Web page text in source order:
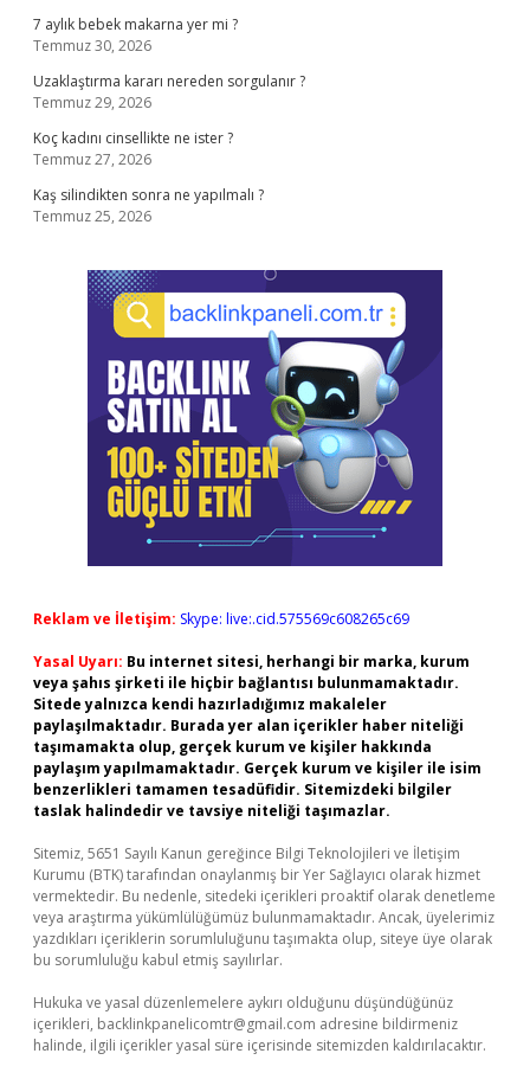
7 aylık bebek makarna yer mi ?
Temmuz 30, 2026
Uzaklaştırma kararı nereden sorgulanır ?
Temmuz 29, 2026
Koç kadını cinsellikte ne ister ?
Temmuz 27, 2026
Kaş silindikten sonra ne yapılmalı ?
Temmuz 25, 2026
Reklam ve İletişim: Skype: live:.cid.575569c608265c69
Yasal Uyarı: Bu internet sitesi, herhangi bir marka, kurum
veya şahıs şirketi ile hiçbir bağlantısı bulunmamaktadır.
Sitede yalnızca kendi hazırladığımız makaleler
paylaşılmaktadır. Burada yer alan içerikler haber niteliği
taşımamakta olup, gerçek kurum ve kişiler hakkında
paylaşım yapılmamaktadır. Gerçek kurum ve kişiler ile isim
benzerlikleri tamamen tesadüfidir. Sitemizdeki bilgiler
taslak halindedir ve tavsiye niteliği taşımazlar.
Sitemiz, 5651 Sayılı Kanun gereğince Bilgi Teknolojileri ve İletişim
Kurumu (BTK) tarafından onaylanmış bir Yer Sağlayıcı olarak hizmet
vermektedir. Bu nedenle, sitedeki içerikleri proaktif olarak denetleme
veya araştırma yükümlülüğümüz bulunmamaktadır. Ancak, üyelerimiz
yazdıkları içeriklerin sorumluluğunu taşımakta olup, siteye üye olarak
bu sorumluluğu kabul etmiş sayılırlar.
Hukuka ve yasal düzenlemelere aykırı olduğunu düşündüğünüz
içerikleri, backlinkpanelicomtr@gmail.com adresine bildirmeniz
halinde, ilgili içerikler yasal süre içerisinde sitemizden kaldırılacaktır.